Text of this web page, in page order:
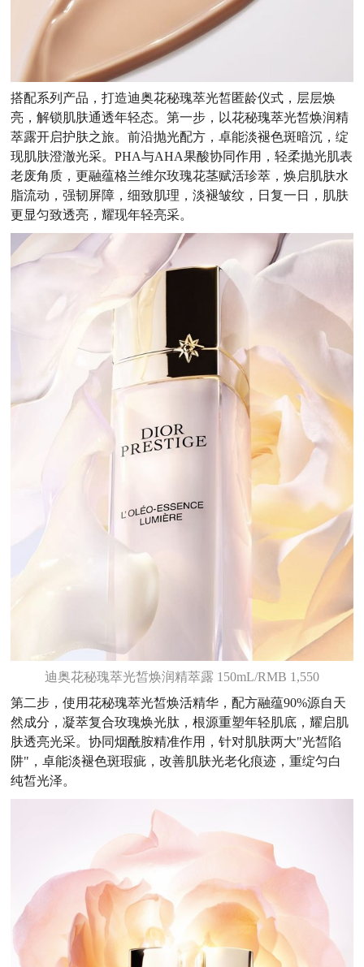
搭配系列产品，打造迪奥花秘瑰萃光皙匿龄仪式，层层焕
亮，解锁肌肤通透年轻态。第一步，以花秘瑰萃光皙焕润精
萃露开启护肤之旅。前沿抛光配方，卓能淡褪色斑暗沉，绽
现肌肤澄澈光采。PHA与AHA果酸协同作用，轻柔抛光肌表
老废角质，更融蕴格兰维尔玫瑰花茎赋活珍萃，焕启肌肤水
脂流动，强韧屏障，细致肌理，淡褪皱纹，日复一日，肌肤
更显匀致透亮，耀现年轻亮采。
迪奥花秘瑰萃光皙焕润精萃露 150mL/RMB 1,550
第二步，使用花秘瑰萃光皙焕活精华，配方融蕴90%源自天
然成分，凝萃复合玫瑰焕光肽，根源重塑年轻肌底，耀启肌
肤透亮光采。协同烟酰胺精准作用，针对肌肤两大"光皙陷
阱"，卓能淡褪色斑瑕疵，改善肌肤光老化痕迹，重绽匀白
纯皙光泽。